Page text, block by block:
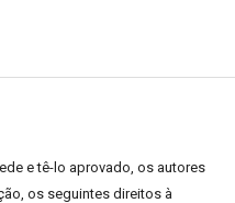
e tê-lo aprovado, os autores
os seguintes direitos à